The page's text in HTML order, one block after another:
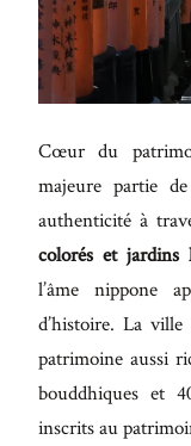
Cœur du
majeure partie
authenticité à
colorés et
l’âme nippone
d’histoire. La
patrimoine aussi
bouddhiques et
inscrits au
porta